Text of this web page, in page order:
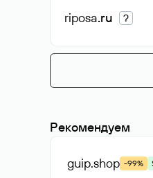
riposa.ru ?
Рекомендуем
guip.shop -99%